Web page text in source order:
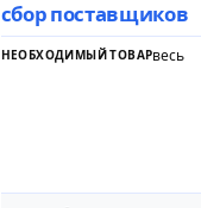
сбор поставщиков
НЕОБХОДИМЫЙ ТОВАРвесь